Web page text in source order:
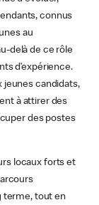
connus
au
delà de ce rôle
d’expérience.
jeunes candidats,
à attirer des
des postes
locaux forts et
terme, tout en